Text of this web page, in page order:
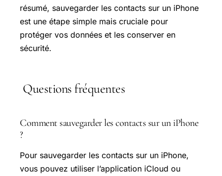
résumé, sauvegarder les contacts sur un iPhone
est une étape simple mais cruciale pour
protéger vos données et les conserver en
sécurité.
Questions fréquentes
Comment sauvegarder les contacts sur un iPhone
?
Pour sauvegarder les contacts sur un iPhone,
vous pouvez utiliser l’application iCloud ou